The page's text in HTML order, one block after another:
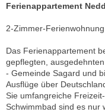
Ferienappartement
2-Zimmer-
Das Ferienappartement
gepflegten,
- Gemeinde Sagard und
Ausflüge über
Sie umfangreiche
Schwimmbad sind es nur